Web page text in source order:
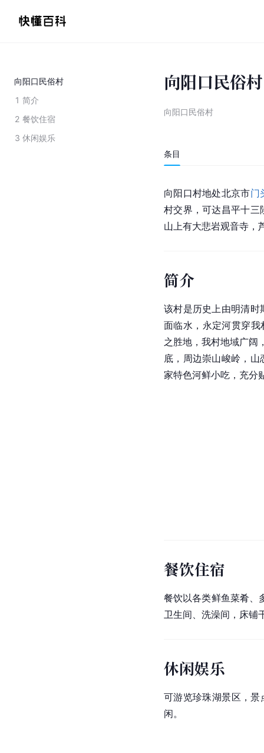
向阳口民俗村
1 简介
2 餐饮住宿
3 休闲娱乐
向阳口民俗村
向阳口民俗村
条目
向阳口村地处北京市门
村交界，可达昌平十
山上有大悲岩观音寺，
简介
该村是历史上由明清时
面临水，永定河贯穿我
之胜地，我村地域广阔
底，周边崇山峻岭，
家特色河鲜小吃，充分
餐饮住宿
餐饮以各类鲜鱼菜肴、
卫生间、洗澡间，床铺
休闲娱乐
可游览珍珠湖景区 ，
闲。